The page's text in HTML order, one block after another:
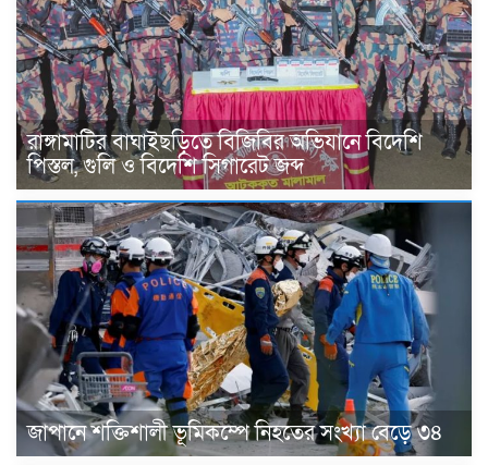
রাঙ্গামাটির বাঘাইছড়িতে বিজিবির অভিযানে বিদেশি
পিস্তল, গুলি ও বিদেশি সিগারেট জব্দ
জাপানে শক্তিশালী ভূমিকম্পে নিহতের সংখ্যা বেড়ে ৩৪